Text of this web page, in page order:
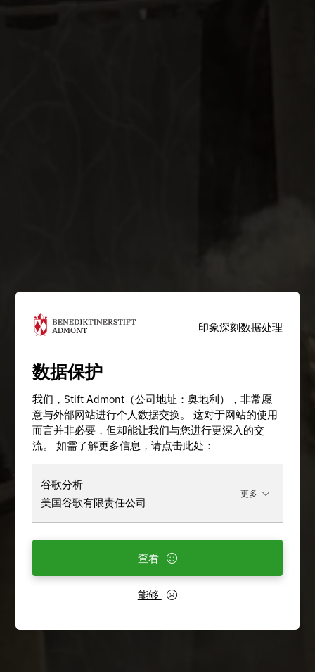
印象深刻数据处理
数据保护
我们，Stift Admont（公司地址：奥地利），非常愿
意与外部网站进行个人数据交换。 这对于网站的使用
而言并非必要，但却能让我们与您进行更深入的交
流。 如需了解更多信息，请点击此处：
谷歌分析
美国谷歌有限责任公司
更多
能够
查看